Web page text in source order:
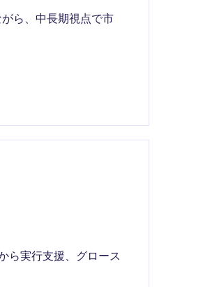
ら、中長期視点で市
ら実行支援、グロース